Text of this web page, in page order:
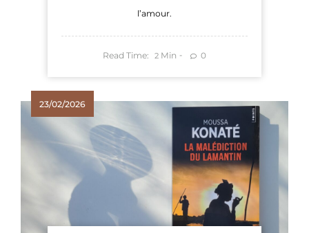
l’amour.
Read Time: 2 Min 0
23/02/2026